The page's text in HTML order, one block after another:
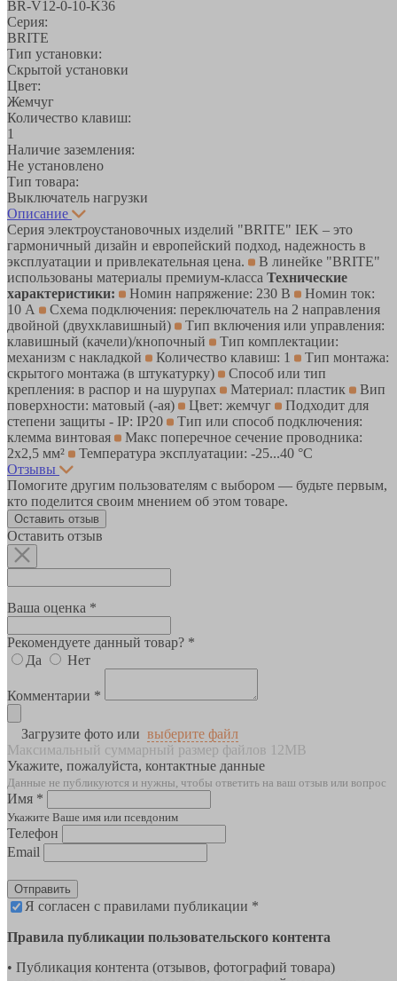
BR-V12-0-10-K36
Серия:
BRITE
Тип установки:
Скрытой установки
Цвет:
Жемчуг
Количество клавиш:
1
Наличие заземления:
Не установлено
Тип товара:
Выключатель нагрузки
Описание
Серия электроустановочных изделий "BRITE" IEK – это
гармоничный дизайн и европейский подход, надежность в
эксплуатации и привлекательная цена.
В линейке "BRITE"
использованы материалы премиум-класса Технические
характеристики:
Номин напряжение: 230 В
Номин ток:
10 А
Схема подключения: переключатель на 2 направления
двойной (двухклавишный)
Тип включения или управления:
клавишный (качели)/кнопочный
Тип комплектации:
механизм с накладкой
Количество клавиш: 1
Тип монтажа:
скрытого монтажа (в штукатурку)
Способ или тип
крепления: в распор и на шурупах
Материал: пластик
Вип
поверхности: матовый (-ая)
Цвет: жемчуг
Подходит для
степени защиты - IP: IP20
Тип или способ подключения:
клемма винтовая
Макс поперечное сечение проводника:
2х2,5 мм²
Температура эксплуатации: -25...40 °C
Отзывы
Помогите другим пользователям с выбором — будьте первым,
кто поделится своим мнением об этом товаре.
Оставить отзыв
Оставить отзыв
Ваша оценка *
Рекомендуете данный товар? *
Да
Нет
Комментарии *
Загрузите фото или выберите файл
Максимальный суммарный размер файлов 12MB
Укажите, пожалуйста, контактные данные
Данные не публикуются и нужны, чтобы ответить на ваш отзыв или вопрос
Имя *
Укажите Ваше имя или псевдоним
Телефон
Email
Отправить
Я согласен с правилами публикации *
Правила публикации пользовательского контента
• Публикация контента (отзывов, фотографий товара)